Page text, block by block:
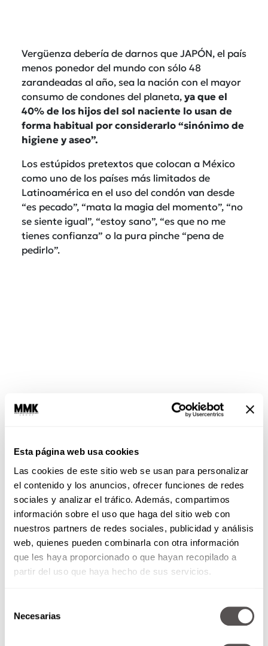
Esta página web usa cookies
Las cookies de este sitio web se usan para personalizar
el contenido y los anuncios, ofrecer funciones de redes
sociales y analizar el tráfico. Además, compartimos
información sobre el uso que haga del sitio web con
nuestros partners de redes sociales, publicidad y análisis
web, quienes pueden combinarla con otra información
que les haya proporcionado o que hayan recopilado a
partir del uso que haya hecho de sus servicios.
Necesarias
Vergüenza debería de darnos que JAPÓN, el país
menos ponedor del mundo con sólo 48
zarandeadas al año, sea la nación con el mayor
consumo de condones del planeta, ya que el
40% de los hijos del sol naciente lo usan de
forma habitual por considerarlo “sinónimo de
higiene y aseo”.
Los estúpidos pretextos que colocan a México
como uno de los países más limitados de
Latinoamérica en el uso del condón van desde
“es pecado”, “mata la magia del momento”, “no
se siente igual”, “estoy sano”, “es que no me
tienes confianza” o la pura pinche “pena de
pedirlo”.
estos momentos a los venezolanos no tienen
un solo preservativo de los 10 mil millones
que se fabrican anualmente en el mundo , de
hecho se las están viendo negras para echar
pata de forma segura, ya que la actual caída en
los precios del petróleo ha causado escasez en
diversos productos de uso cotidiano en el país,
entre ellos los condones y los pocos que hay han
alcanzado precios de hasta 755 dólares (unos 11
Otros que de plano dijeron que no les gusta